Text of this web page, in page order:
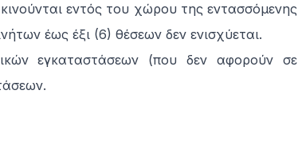
εντός του χώρου της εντασσόμενης
έως έξι (6) θέσεων δεν ενισχύεται.
εγκαταστάσεων (που δεν αφορούν σε